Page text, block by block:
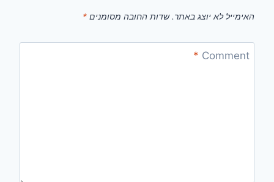
האימייל לא יוצג באתר. שדות החובה מסומנים *
Comment
*